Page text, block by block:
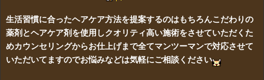
生活習慣に合ったヘアケア方法を提案するのはもちろんこだわりの
薬剤とヘアケア剤を使用しクオリティ高い施術をさせていただくた
めカウンセリングからお仕上げまで全てマンツーマンで対応させて
いただいてますのでお悩みなどは気軽にご相談ください